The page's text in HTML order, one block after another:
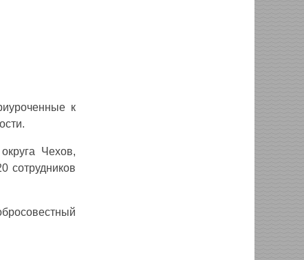
к
Чехов,
сотрудников